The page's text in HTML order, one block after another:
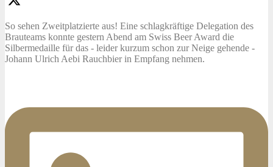
So sehen Zweitplatzierte aus! Eine schlagkräftige Delegation des
Brauteams konnte gestern Abend am Swiss Beer Award die
Silbermedaille für das - leider kurzum schon zur Neige gehende -
Johann Ulrich Aebi Rauchbier in Empfang nehmen.